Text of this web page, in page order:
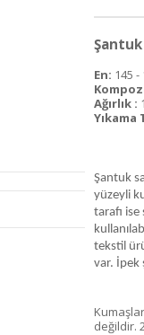
En: 145 -
Ağırlık :
Yıkama
Şantuk
yüzeyli
tarafı
tekstil
var. İpek
değildir.